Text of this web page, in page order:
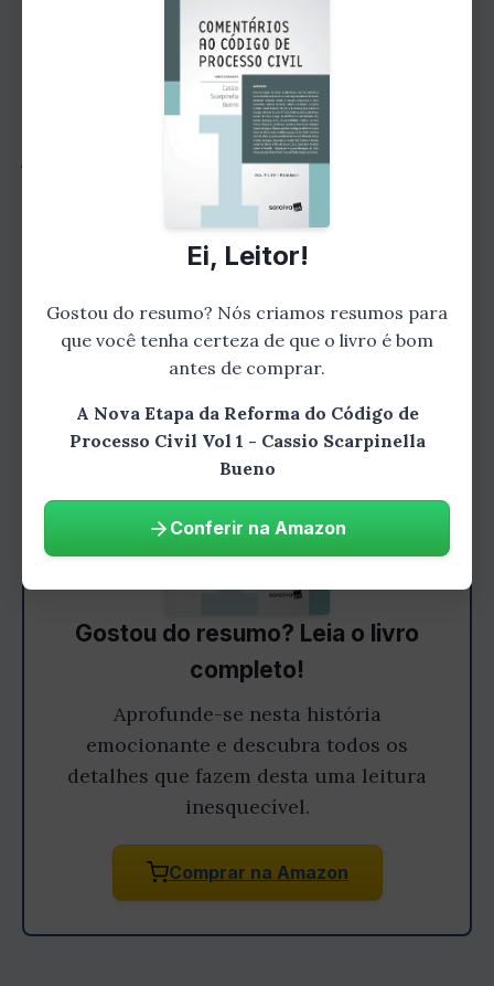
fases processuais e a possibilidade de
utilização de meios alternativos de solução de
conflitos. O autor também discute a
importância da cooperação entre as partes e o
juiz, bem como o papel do advogado nesse
Gostou do resumo? Leia o livro
completo!
Aprofunde-se nesta história
emocionante e descubra todos os
detalhes que fazem desta uma leitura
inesquecível.
Comprar na Amazon
Ei, Leitor!
Gostou do resumo? Nós criamos resumos para
que você tenha certeza de que o livro é bom
antes de comprar.
A Nova Etapa da Reforma do Código de
Processo Civil Vol 1 - Cassio Scarpinella
Bueno
Conferir na Amazon